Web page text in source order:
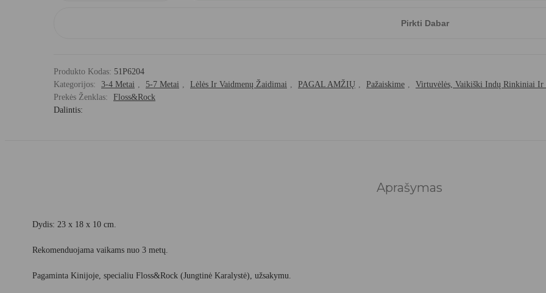
Pirkti Dabar
Produkto Kodas: 51P6204
Kategorijos:
3-4 Metai , 5-7 Metai , Lėlės Ir Vaidmenų Žaidimai , PAGAL AMŽIŲ , Pažaiskime ,
Virtuvėlės, Vaikiški Indų Rinkiniai Ir
Prekės Ženklas:
Floss&Rock
Dalintis:
Aprašymas
Dydis: 23 x 18 x 10 cm.
Rekomenduojama vaikams nuo 3 metų.
Pagaminta Kinijoje, specialiu Floss&Rock (Jungtinė Karalystė), užsakymu.